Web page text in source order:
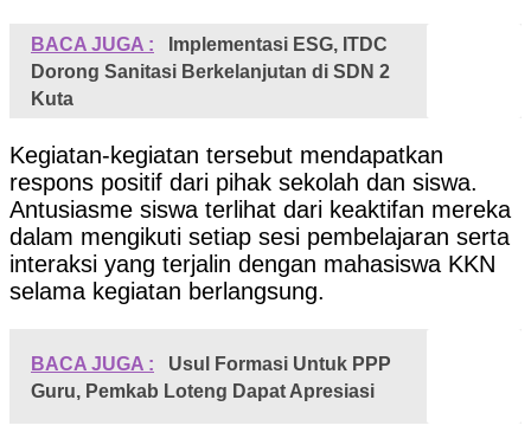
BACA JUGA :
Implementasi ESG, ITDC
Dorong Sanitasi Berkelanjutan di SDN 2
Kuta
Kegiatan-kegiatan tersebut mendapatkan
respons positif dari pihak sekolah dan siswa.
Antusiasme siswa terlihat dari keaktifan mereka
dalam mengikuti setiap sesi pembelajaran serta
interaksi yang terjalin dengan mahasiswa KKN
selama kegiatan berlangsung.
BACA JUGA :
Usul Formasi Untuk PPP
Guru, Pemkab Loteng Dapat Apresiasi